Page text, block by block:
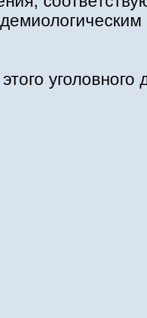
уголовного